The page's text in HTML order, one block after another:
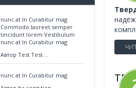
nunc at In Curabitur mag
Commodo laoreet semper
tincidunt lorem Vestibulum
nunc at In Curabitur mag
Автор Test Test ...
nunc at In Curabitur mag